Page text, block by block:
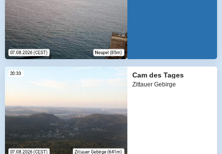
Cam des Tages
Zittauer Gebirge